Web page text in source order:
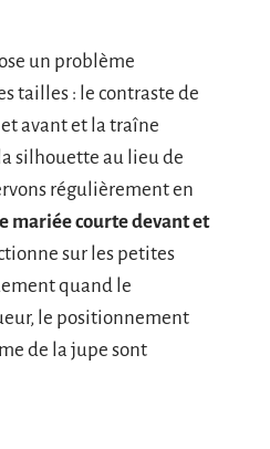
un problème
tailles : le contraste de
avant et la traîne
silhouette au lieu de
régulièrement en
mariée courte devant et
sur les petites
quand le
le positionnement
de la jupe sont